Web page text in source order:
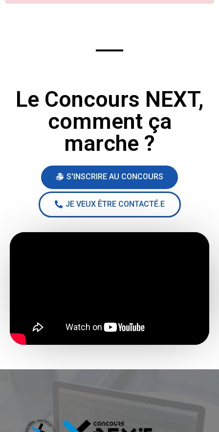
Le Concours NEXT,
comment ça
marche ?
S'INSCRIRE AU CONCOURS
JE VEUX ÊTRE CONTACTÉ.E